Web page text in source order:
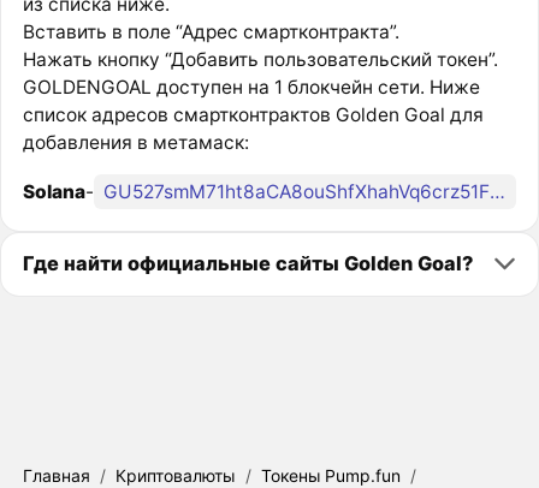
Вставить в поле “Адрес смартконтракта”.
Нажать кнопку “Добавить пользовательский токен”.
GOLDENGOAL доступен на 1 блокчейн сети. Ниже
список адресов смартконтрактов Golden Goal для
добавления в метамаск:
Solana- GU527smM71ht8aCA8ouShfXhahVq6crz51FMbfZ8pump
Где найти официальные сайты Golden Goal?
Главная / Криптовалюты / Токены Pump.fun /